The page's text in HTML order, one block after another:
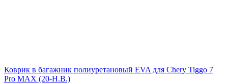
Коврик в багажник полиуретановый EVA для Chery Tiggo 7
Pro MAX (20-Н.В.)